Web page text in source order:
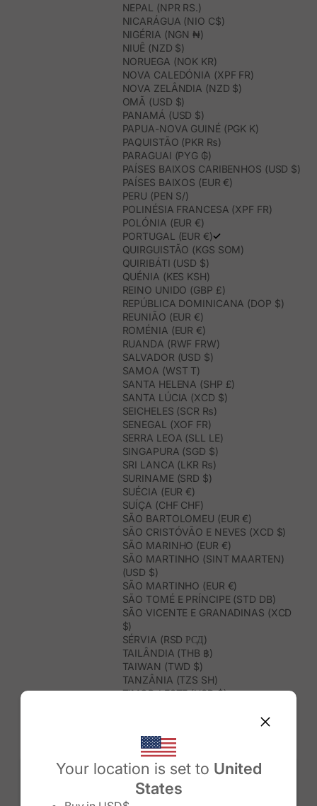
Your location is set to United
States
Change country/region
NEPAL (NPR RS.)
NICARÁGUA (NIO C$)
NIGÉRIA (NGN ₦)
NIUÊ (NZD $)
NORUEGA (NOK KR)
NOVA CALEDÓNIA (XPF FR)
NOVA ZELÂNDIA (NZD $)
OMÃ (USD $)
PANAMÁ (USD $)
PAPUA-NOVA GUINÉ (PGK K)
PAQUISTÃO (PKR ₨)
PARAGUAI (PYG ₲)
PAÍSES BAIXOS CARIBENHOS (USD $)
PAÍSES BAIXOS (EUR €)
PERU (PEN S/)
POLINÉSIA FRANCESA (XPF FR)
POLÓNIA (EUR €)
PORTUGAL (EUR €)
QUIRGUISTÃO (KGS SOM)
QUIRIBÁTI (USD $)
QUÉNIA (KES KSH)
REINO UNIDO (GBP £)
REPÚBLICA DOMINICANA (DOP $)
REUNIÃO (EUR €)
ROMÉNIA (EUR €)
RUANDA (RWF FRW)
SALVADOR (USD $)
SAMOA (WST T)
SANTA HELENA (SHP £)
SANTA LÚCIA (XCD $)
SEICHELES (SCR ₨)
SENEGAL (XOF FR)
SERRA LEOA (SLL LE)
SINGAPURA (SGD $)
SRI LANCA (LKR ₨)
SURINAME (SRD $)
SUÉCIA (EUR €)
SUÍÇA (CHF CHF)
SÃO BARTOLOMEU (EUR €)
SÃO CRISTÓVÃO E NEVES (XCD $)
SÃO MARINHO (EUR €)
SÃO MARTINHO (SINT MAARTEN)
(USD $)
SÃO MARTINHO (EUR €)
SÃO TOMÉ E PRÍNCIPE (STD DB)
SÃO VICENTE E GRANADINAS (XCD
$)
SÉRVIA (RSD РСД)
TAILÂNDIA (THB ฿)
TAIWAN (TWD $)
TANZÂNIA (TZS SH)
TIMOR-LESTE (USD $)
TRINDADE E TOBAGO (TTD $)
TUNÍSIA (USD $)
TURQUEMENISTÃO (USD $)
TURQUIA (TRY ₺)
TUVALU (AUD $)
UGANDA (UGX USH)